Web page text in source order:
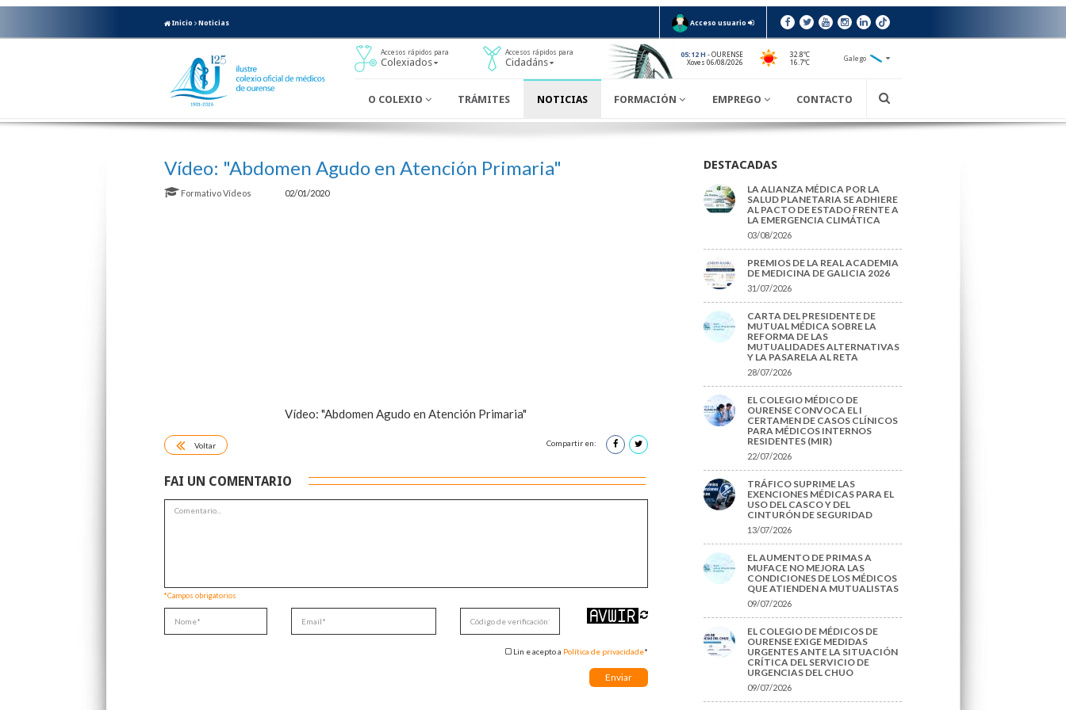
Inicio Noticias Acceso usuario
Accesos rápidos para
Colexiados
Accesos rápidos para
Cidadáns
05:12 H - OURENSE
Xoves 06/08/2026
32.8ºC
16.7ºC
Galego
O COLEXIO TRÁMITES NOTICIAS FORMACIÓN EMPREGO CONTACTO
Vídeo: "Abdomen Agudo en Atención Primaria"
FormativoVídeos 02/01/2020
Vídeo: "Abdomen Agudo en Atención Primaria"
Voltar Compartir en:
FAI UN COMENTARIO
*Campos obrigatorios
Lin e acepto a Política de privacidade*
DESTACADAS
LA ALIANZA MÉDICA POR LA
SALUD PLANETARIA SE ADHIERE
AL PACTO DE ESTADO FRENTE A
LA EMERGENCIA CLIMÁTICA
03/08/2026
PREMIOS DE LA REAL ACADEMIA
DE MEDICINA DE GALICIA 2026
31/07/2026
CARTA DEL PRESIDENTE DE
MUTUAL MÉDICA SOBRE LA
REFORMA DE LAS
MUTUALIDADES ALTERNATIVAS
Y LA PASARELA AL RETA
28/07/2026
EL COLEGIO MÉDICO DE
OURENSE CONVOCA EL I
CERTAMEN DE CASOS CLÍNICOS
PARA MÉDICOS INTERNOS
RESIDENTES (MIR)
22/07/2026
TRÁFICO SUPRIME LAS
EXENCIONES MÉDICAS PARA EL
USO DEL CASCO Y DEL
CINTURÓN DE SEGURIDAD
13/07/2026
EL AUMENTO DE PRIMAS A
MUFACE NO MEJORA LAS
CONDICIONES DE LOS MÉDICOS
QUE ATIENDEN A MUTUALISTAS
09/07/2026
EL COLEGIO DE MÉDICOS DE
OURENSE EXIGE MEDIDAS
URGENTES ANTE LA SITUACIÓN
CRÍTICA DEL SERVICIO DE
URGENCIAS DEL CHUO
09/07/2026